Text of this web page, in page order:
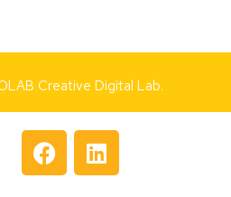
Creative Digital Lab.